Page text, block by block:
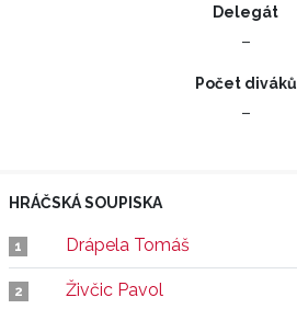
Delegát
–
Počet diváků
–
HRÁČSKÁ SOUPISKA
1 Drápela Tomáš
2 Živčic Pavol